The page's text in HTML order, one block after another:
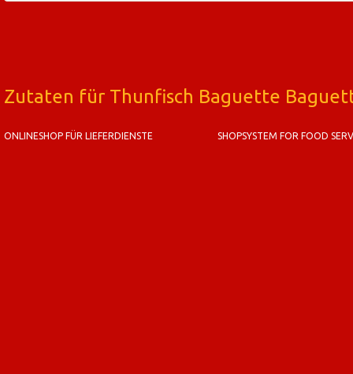
Zutaten für Thunfisch Baguette
ONLINESHOP FÜR LIEFERDIENSTE SHOPSYSTEM FOR FOOD